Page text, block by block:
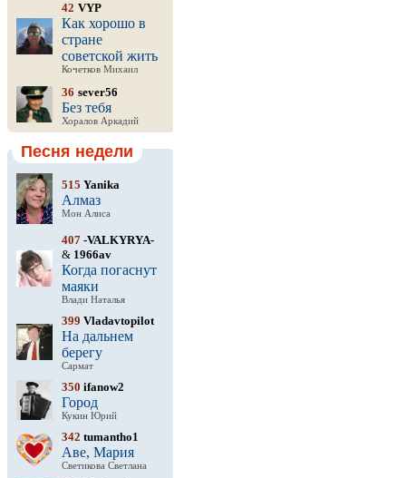
42 VYP
Как хорошо в
стране
советской жить
Кочетков Михаил
36 sever56
Без тебя
Хоралов Аркадий
Песня недели
515 Yanika
Алмаз
Мон Алиса
407 -VALKYRYA-
& 1966av
Когда погаснут
маяки
Влади Наталья
399 Vladavtopilot
На дальнем
берегу
Сармат
350 ifanow2
Город
Кукин Юрий
342 tumantho1
Аве, Мария
Светикова Светлана